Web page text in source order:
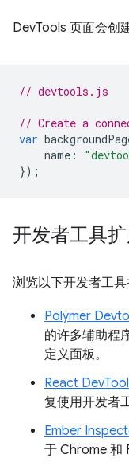
DevTools 页面会创
// devtools.js
// Create a
var
name :
});
开发者工具
浏览以下开发者工
Polymer
的许多辅助程
定义面板。
React
复使用开发者
Ember
于 Chrome 和